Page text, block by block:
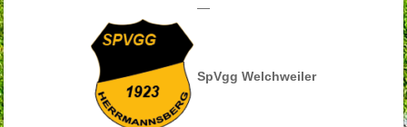
—
SpVgg Welchweiler